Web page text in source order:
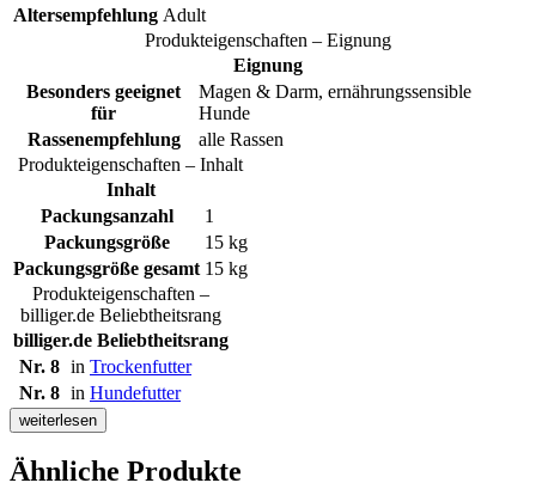
Altersempfehlung Adult
Produkteigenschaften – Eignung
Eignung
Besonders geeignet
für
Magen & Darm, ernährungssensible
Hunde
Rassenempfehlung
alle Rassen
Produkteigenschaften – Inhalt
Inhalt
Packungsanzahl
1
Packungsgröße
15 kg
Packungsgröße gesamt 15 kg
Produkteigenschaften –
billiger.de Beliebtheitsrang
billiger.de Beliebtheitsrang
Nr. 8 in Trockenfutter
Nr. 8 in Hundefutter
weiterlesen
Ähnliche Produkte